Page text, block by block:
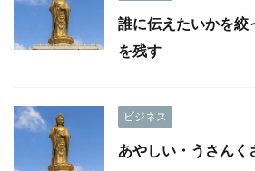
誰に伝えたいかを絞
を残す
ビジネス
あやしい・うさんく